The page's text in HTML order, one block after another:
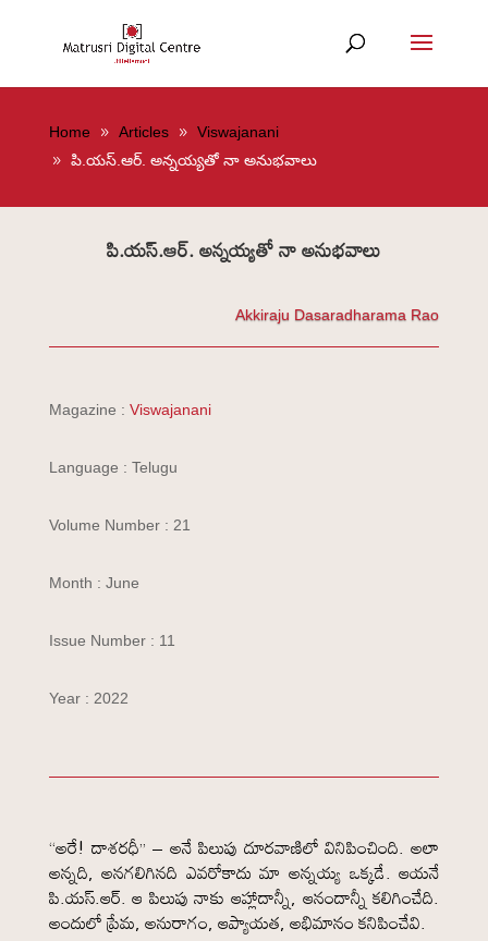
Home Articles
Viswajanani
పి.యస్.ఆర్. అన్నయ్యతో నా అనుభవాలు
పి.యస్.ఆర్. అన్నయ్యతో నా అనుభవాలు
Akkiraju Dasaradharama Rao
Magazine : Viswajanani
Language : Telugu
Volume Number : 21
Month : June
Issue Number : 11
Year : 2022
“అరే! దాశరధీ” – అనే పిలుపు దూరవాణిలో వినిపించింది. అలా
అన్నది, అనగలిగినది ఎవరోకాదు మా అన్నయ్య ఒక్కడే. ఆయనే
పి.యస్.ఆర్. ఆ పిలుపు నాకు ఆహ్లాదాన్నీ, ఆనందాన్నీ కలిగించేది.
అందులో ప్రేమ, అనురాగం, ఆప్యాయత, అభిమానం కనిపించేవి.